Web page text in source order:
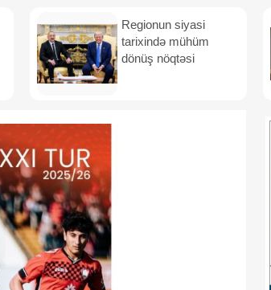
Regionun siyasi
tarixində mühüm
dönüş nöqtəsi